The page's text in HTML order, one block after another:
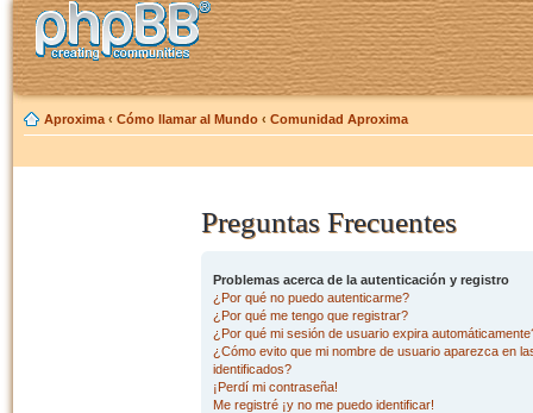
Aproxima ‹ Cómo llamar al Mundo ‹ Comunidad Aproxima
Preguntas Frecuentes
Problemas acerca de la autenticación y registro
¿Por qué no puedo autenticarme?
¿Por qué me tengo que registrar?
¿Por qué mi sesión de usuario expira
¿Cómo evito que mi nombre de usuario aparezca en
identificados?
¡Perdí mi contraseña!
Me registré ¡y no me puedo identificar!